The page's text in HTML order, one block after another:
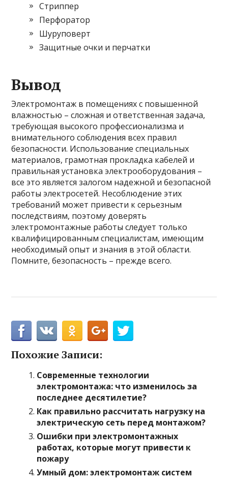
Стриппер
Перфоратор
Шуруповерт
Защитные очки и перчатки
Вывод
Электромонтаж в помещениях с повышенной
влажностью – сложная и ответственная задача,
требующая высокого профессионализма и
внимательного соблюдения всех правил
безопасности. Использование специальных
материалов, грамотная прокладка кабелей и
правильная установка электрооборудования –
все это является залогом надежной и безопасной
работы электросетей. Несоблюдение этих
требований может привести к серьезным
последствиям, поэтому доверять
электромонтажные работы следует только
квалифицированным специалистам, имеющим
необходимый опыт и знания в этой области.
Помните, безопасность – прежде всего.
Похожие Записи:
Современные технологии
электромонтажа: что изменилось за
последнее десятилетие?
Как правильно рассчитать нагрузку на
электрическую сеть перед монтажом?
Ошибки при электромонтажных
работах, которые могут привести к
пожару
Умный дом: электромонтаж систем